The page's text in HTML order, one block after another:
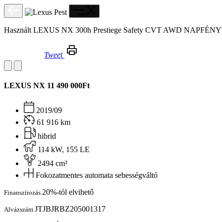
Használt LEXUS NX 300h Prestiege Safety CVT AWD
Tweet
LEXUS NX 11 490 000Ft
2019/09
61 916 km
hibrid
114 kW, 155 LE
2494 cm³
Fokozatmentes automata sebességváltó
Finanszírozás 20%-tól elvihető
Alvázszám JTJBJRBZ205001317